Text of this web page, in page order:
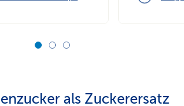
als Zuckerersatz